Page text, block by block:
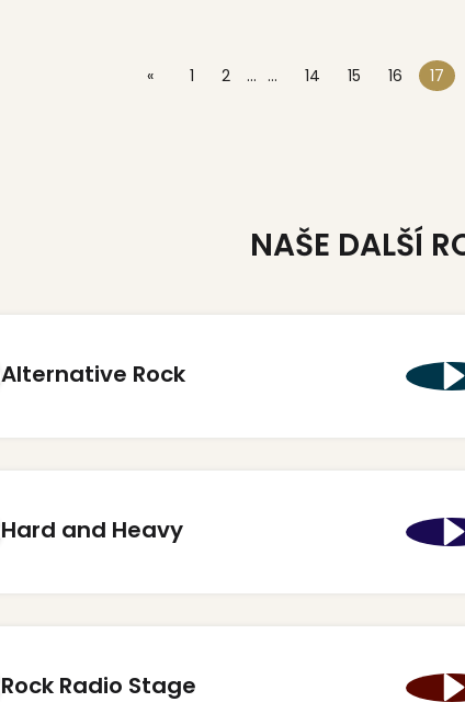
1 2 ... 14 15 16 17
NAŠE DALŠÍ
Alternative Rock
Hard and Heavy
Rock Radio Stage